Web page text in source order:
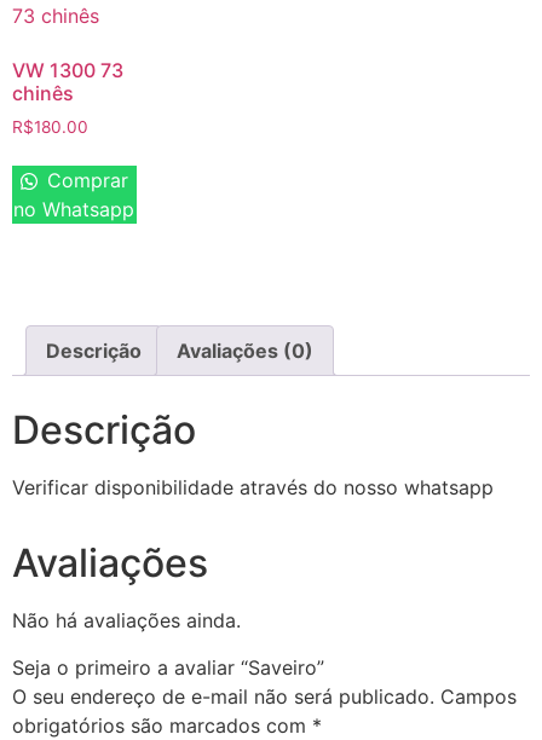
VW 1300 73
chinês
R$180.00
Comprar
no Whatsapp
Descrição Avaliações (0)
Descrição
Verificar disponibilidade através do nosso whatsapp
Avaliações
Não há avaliações ainda.
Seja o primeiro a avaliar “Saveiro”
O seu endereço de e-mail não será publicado. Campos
obrigatórios são marcados com *